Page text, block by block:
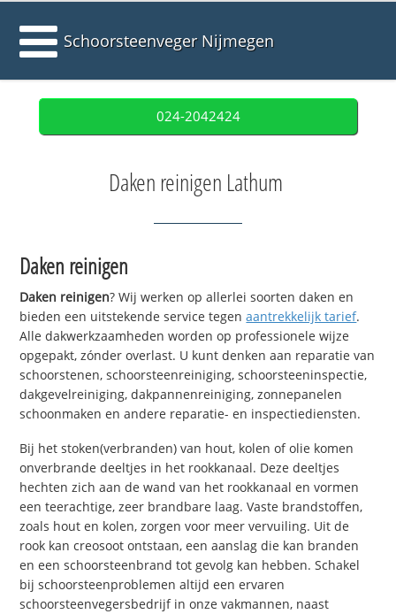
Schoorsteenveger Nijmegen
024-2042424
Daken reinigen Lathum
Daken reinigen
Daken reinigen? Wij werken op allerlei soorten daken en
bieden een uitstekende service tegenaantrekkelijk tarief.
Alle dakwerkzaamheden worden op professionele wijze
opgepakt, zónder overlast. U kunt denken aan reparatie van
schoorstenen, schoorsteenreiniging, schoorsteeninspectie,
dakgevelreiniging, dakpannenreiniging, zonnepanelen
schoonmaken en andere reparatie- en inspectiediensten.
Bij het stoken(verbranden) van hout, kolen of olie komen
onverbrande deeltjes in het rookkanaal. Deze deeltjes
hechten zich aan de wand van het rookkanaal en vormen
een teerachtige, zeer brandbare laag. Vaste brandstoffen,
zoals hout en kolen, zorgen voor meer vervuiling. Uit de
rook kan creosoot ontstaan, een aanslag die kan branden
en een schoorsteenbrand tot gevolg kan hebben. Schakel
bij schoorsteenproblemen altijd een ervaren
schoorsteenvegersbedrijf in onze vakmannen, naast